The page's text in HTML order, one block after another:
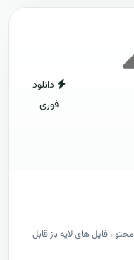
دانلود
فوری
فایل های لایه باز قابل